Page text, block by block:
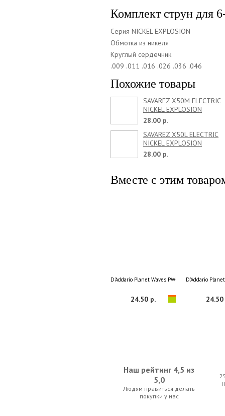
Комплект струн для
Серия NICKEL EXPLOSION
Обмотка из никеля
Круглый сердечник
.009 .011 .016 .026 .036 .046
Похожие товары
SAVAREZ X50M ELECTRIC
NICKEL EXPLOSION
28.00 р.
SAVAREZ X50L ELECTRIC
NICKEL EXPLOSION
28.00 р.
Вместе с этим
D'Addario Planet Waves PW-FRP Fret
24.50 р.
D'Addario
24.50
D'Addario Planet Waves PW-CT-17YL Eclipse
D'Addario
Наш рейтинг 4,5 из
5,0
Людям нравиться делать
покупки у нас